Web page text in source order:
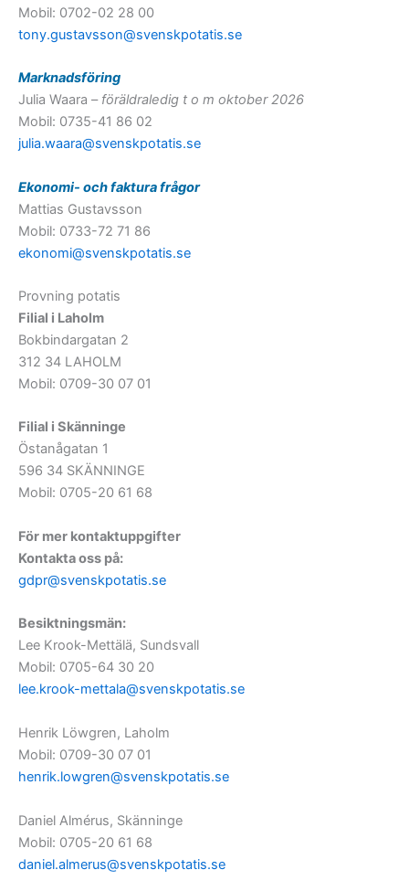
Mobil: 0702-02 28 00
tony.gustavsson@svenskpotatis.se
Marknadsföring
Julia Waara – föräldraledig t o m oktober 2026
Mobil: 0735-41 86 02
julia.waara@svenskpotatis.se
Ekonomi- och faktura frågor
Mattias Gustavsson
Mobil: 0733-72 71 86
ekonomi@svenskpotatis.se
Provning potatis
Filial i Laholm
Bokbindargatan 2
312 34 LAHOLM
Mobil: 0709-30 07 01
Filial i Skänninge
Östanågatan 1
596 34 SKÄNNINGE
Mobil: 0705-20 61 68
För mer kontaktuppgifter
Kontakta oss på:
gdpr@svenskpotatis.se
Besiktningsmän:
Lee Krook-Mettälä, Sundsvall
Mobil: 0705-64 30 20
lee.krook-mettala@svenskpotatis.se
Henrik Löwgren, Laholm
Mobil: 0709-30 07 01
henrik.lowgren@svenskpotatis.se
Daniel Almérus, Skänninge
Mobil: 0705-20 61 68
daniel.almerus@svenskpotatis.se